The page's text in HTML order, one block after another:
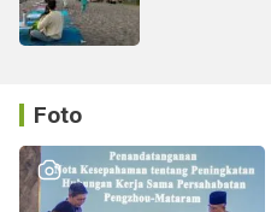
Foto